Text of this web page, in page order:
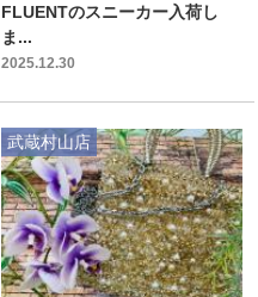
FLUENTのスニーカー入荷し
ま...
2025.12.30
武蔵村山店